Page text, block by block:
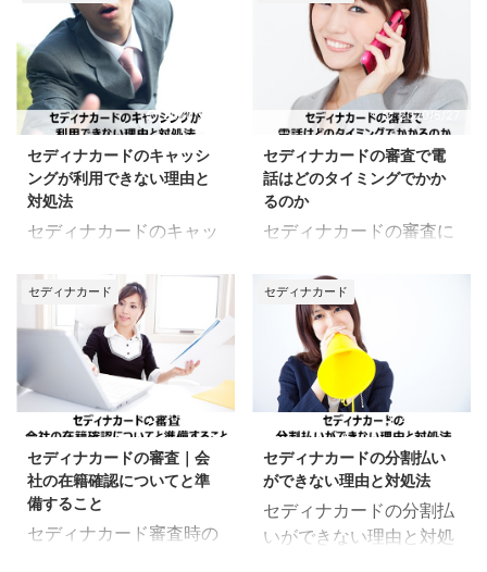
2020/5/27
セディナカードのキャッシ
ングが利用できない理由と
対処法
セディナカードのキャッ
由と対処法についてまと
めました。 クレジットカ
ードのキャッシングを利
用しようとしたら、使え
なくて困っている方も少
なくありません。 どうし
てセディナカードのキャ
ッシングが利用できない
の？ キャッシングが利用
できない時はどう対処し
たらいい？ 慌てずに対処
2020/5/27
セディナカードの審査で電
話はどのタイミングでかか
るのか
セディナカードの審査に
介します。 セディナカー
ドの申し込みした時に、
気がかりなのが「審査時
の電話」ですよね。 審査
時にセディナカードから
電話がかかってくるの？
審査結果の通知はどうや
ってくるの？ セディナカ
ードを申し込みした時に
気になる情報をまとめた
ので、ぜひご確認くださ
セディナカード
2020/5/27
セディナカードの審査｜会
社の在籍確認についてと準
備すること
セディナカード審査時の
セディナカード
2020/5/27
セディナカードの分割払い
ができない理由と対処法
セディナカードの分割払
いができない理由と対処